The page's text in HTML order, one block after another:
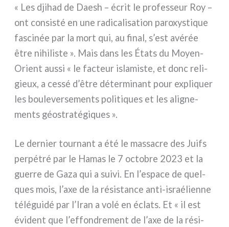
« Les dji­had de Daesh – écrit le pro­fes­seur Roy –
ont con­si­sté en une radi­ca­li­sa­tion paro­xy­sti­que
fasci­née par la mort qui, au final, s’est avé­rée
être nihi­li­ste ». Mais dans les États du Moyen-
Orient aus­si « le fac­teur isla­mi­ste, et donc reli­
gieux, a ces­sé d’être déter­mi­nant pour expli­quer
les bou­le­ver­se­men­ts poli­ti­ques et les ali­gne­
men­ts géo­stra­té­gi­ques ».
Le der­nier tour­nant a été le mas­sa­cre des Juifs
per­pé­tré par le Hamas le 7 octo­bre 2023 et la
guer­re de Gaza qui a sui­vi. En l’espace de quel­
ques mois, l’axe de la rési­stan­ce anti-israélienne
télé­gui­dé par l’Iran a volé en écla­ts. Et « il est
évi­dent que l’effondrement de l’axe de la rési­